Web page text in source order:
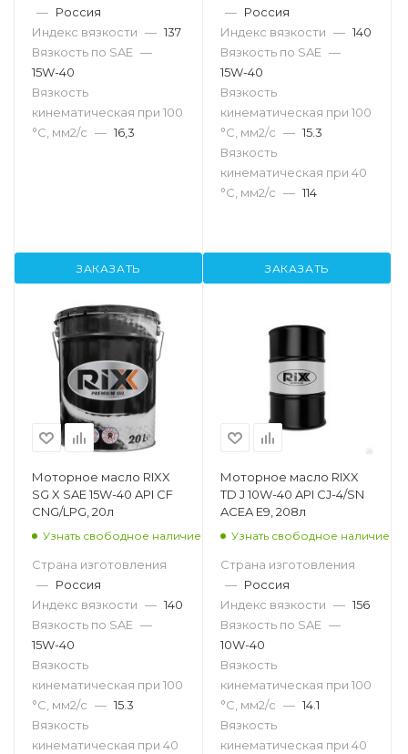
— Россия
Индекс вязкости — 137
Вязкость по SAE —
15W-40
Вязкость
кинематическая при 100
°С, мм2/с — 16,3
ЗАКАЗАТЬ
— Россия
Индекс вязкости — 140
Вязкость по SAE —
15W-40
Вязкость
кинематическая при 100
°С, мм2/с — 15.3
Вязкость
кинематическая при 40
°С, мм2/с — 114
ЗАКАЗАТЬ
Моторное масло RIXX
SG X SAE 15W-40 API CF
CNG/LPG, 20л
Узнать свободное наличие
Страна изготовления
— Россия
Индекс вязкости — 140
Вязкость по SAE —
15W-40
Вязкость
кинематическая при 100
°С, мм2/с — 15.3
Вязкость
кинематическая при 40
Моторное масло RIXX
TD J 10W-40 API CJ-4/SN
ACEA E9, 208л
Узнать свободное наличие
Страна изготовления
— Россия
Индекс вязкости — 156
Вязкость по SAE —
10W-40
Вязкость
кинематическая при 100
°С, мм2/с — 14.1
Вязкость
кинематическая при 40